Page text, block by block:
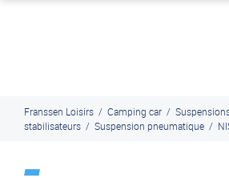
Franssen Loisirs / Camping car /
stabilisateurs / Suspension pneumatique /